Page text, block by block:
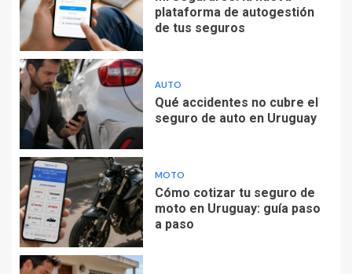
plataforma de autogestión
de tus seguros
AUTO
Qué accidentes no cubre el
seguro de auto en Uruguay
MOTO
Cómo cotizar tu seguro de
moto en Uruguay: guía paso
a paso